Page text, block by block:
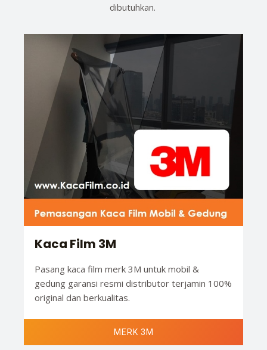
dibutuhkan.
Kaca Film 3M
Pasang kaca film merk 3M untuk mobil &
gedung garansi resmi distributor terjamin 100%
original dan berkualitas.
MERK 3M